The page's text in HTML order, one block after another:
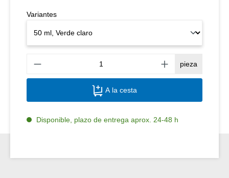
Variantes
pieza
A la cesta
Disponible, plazo de entrega aprox. 24-48 h